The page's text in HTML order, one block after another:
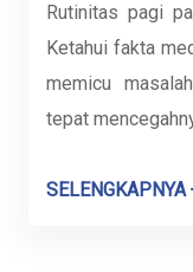
Rutinitas pagi
Ketahui fakta
memicu
tepat
SELENGKAPNYA